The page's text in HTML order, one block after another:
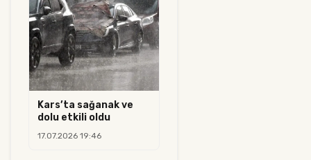
Kars’ta sağanak ve
dolu etkili oldu
17.07.2026 19:46